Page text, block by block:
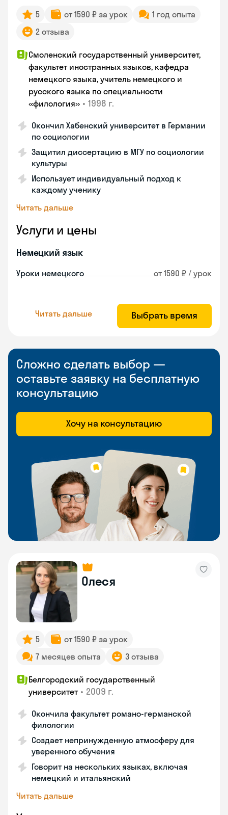
5 от 1590 ₽ за урок
1 год опыта
2 отзыва
Смоленский государственный университет,
факультет иностранных языков, кафедра
немецкого языка, учитель немецкого и
русского языка по специальности
«филология» • 1998 г.
Окончил Хабенский университет в Германии
по социологии
Защитил диссертацию в МГУ по социологии
культуры
Использует индивидуальный подход к
каждому ученику
Читать дальше
Услуги и цены
Немецкий язык
Уроки немецкого от 1590 ₽ / урок
Читать дальше Выбрать время
Сложно сделать выбор —
оставьте заявку на бесплатную
консультацию
Хочу на консультацию
Олеся
5
от 1590 ₽ за урок
7 месяцев опыта
3 отзыва
Белгородский государственный
университет • 2009 г.
Окончила факультет романо-германской
филологии
Создает непринужденную атмосферу для
уверенного обучения
Говорит на нескольких языках, включая
немецкий и итальянский
Читать дальше